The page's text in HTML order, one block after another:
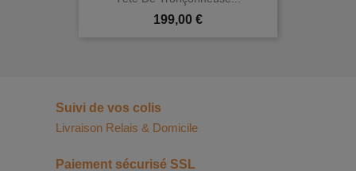
Prix
199,00 €
Suivi de vos colis
Livraison Relais & Domicile
Paiement sécurisé SSL